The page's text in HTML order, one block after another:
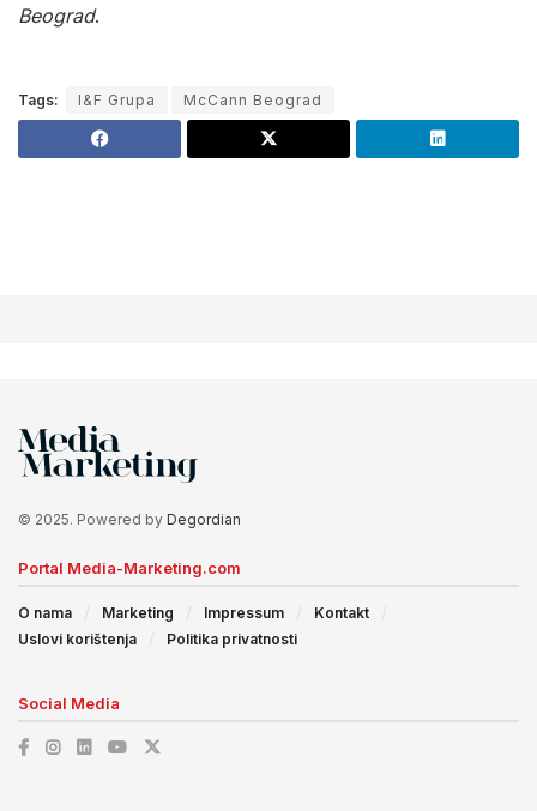
Beograd.
Tags: I&F Grupa McCann Beograd
© 2025. Powered by Degordian
Portal Media-Marketing.com
O nama Marketing Impressum
Kontakt
Uslovi korištenja
Politika privatnosti
Social Media